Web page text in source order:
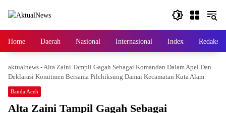
Home Daerah Nasional Internasional Index Redaksi
aktualnews -Alta Zaini Tampil Gagah Sebagai Komandan Dalam Apel Dan
Deklarasi Komitmen Bersama Pilchiksung Damai Kecamatan Kuta Alam
Banda Aceh
Alta Zaini Tampil Gagah Sebagai